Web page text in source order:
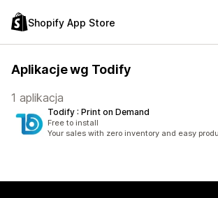
Shopify App Store
Aplikacje wg Todify
1 aplikacja
Todify : Print on Demand
Free to install
Your sales with zero inventory and easy